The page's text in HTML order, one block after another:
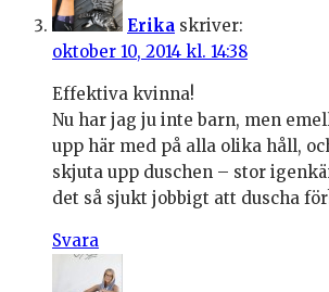
Erika skriver:
oktober 10, 2014 kl. 14:38
Effektiva kvinna!
Nu har jag ju inte barn, men
upp här med på alla olika håll,
skjuta upp duschen – stor
det så sjukt jobbigt att duscha
Svara